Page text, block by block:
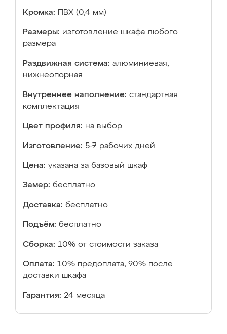
Кромка: ПВХ (0,4 мм)
Размеры: изготовление шкафа любого
размера
Раздвижная система: алюминиевая,
нижнеопорная
Внутреннее наполнение: стандартная
комплектация
Цвет профиля: на выбор
Изготовление: 5-7 рабочих дней
Цена: указана за базовый шкаф
Замер: бесплатно
Доставка: бесплатно
Подъём: бесплатно
Сборка: 10% от стоимости заказа
Оплата: 10% предоплата, 90% после
доставки шкафа
Гарантия: 24 месяца